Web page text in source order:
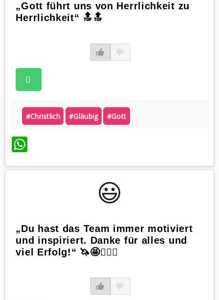
„Gott führt uns von Herrlichkeit zu
Herrlichkeit“ 🔝🔝
#christlich #gläubig #gott
WhatsApp
😃️
„Du hast das Team immer motiviert
und inspiriert. Danke für alles und
viel Erfolg!“ 🦄🤩🙋🏼‍♀️